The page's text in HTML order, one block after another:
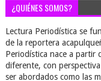
¿QUIÉNES SOMOS?
Lectura Periodística se
de la reportera
Periodística nace a partir
diferente, con
ser abordados como las